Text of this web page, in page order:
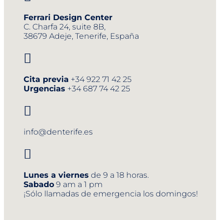
Ferrari Design Center
C. Charfa 24, suite 8B,
38679 Adeje, Tenerife, España

Cita previa +34 922 71 42 25
Urgencias +34 687 74 42 25

info@denterife.es

Lunes a viernes de 9 a 18 horas.
Sabado 9 am a 1 pm
¡Sólo llamadas de emergencia los domingos!